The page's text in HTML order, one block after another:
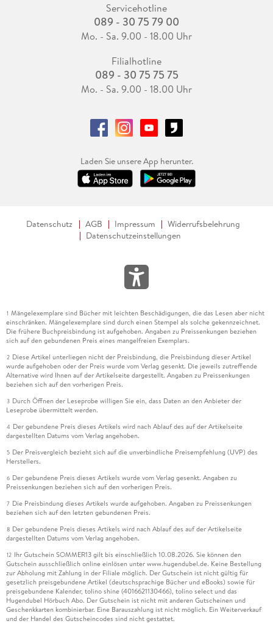
Servicehotline
089 - 30 75 79 00
Mo. - Sa. 9.00 - 18.00 Uhr
Filialhotline
089 - 30 75 75 75
Mo. - Sa. 9.00 - 18.00 Uhr
Laden Sie unsere App herunter.
Datenschutz AGB Impressum
Widerrufsbelehrung
Datenschutzeinstellungen
1 Mängelexemplare sind Bücher mit leichten Beschädigungen, die das Lesen aber nicht
einschränken. Mängelexemplare sind durch einen Stempel als solche gekennzeichnet.
Die frühere Buchpreisbindung ist aufgehoben. Angaben zu Preissenkungen beziehen
sich auf den gebundenen Preis eines mangelfreien Exemplars.
2 Diese Artikel unterliegen nicht der Preisbindung, die Preisbindung dieser Artikel
wurde aufgehoben oder der Preis wurde vom Verlag gesenkt. Die jeweils zutreffende
Alternative wird Ihnen auf der Artikelseite dargestellt. Angaben zu Preissenkungen
beziehen sich auf den vorherigen Preis.
3 Durch Öffnen der Leseprobe willigen Sie ein, dass Daten an den Anbieter der
Leseprobe übermittelt werden.
4 Der gebundene Preis dieses Artikels wird nach Ablauf des auf der Artikelseite
dargestellten Datums vom Verlag angehoben.
5 Der Preisvergleich bezieht sich auf die unverbindliche Preisempfehlung (UVP) des
Herstellers.
6 Der gebundene Preis dieses Artikels wurde vom Verlag gesenkt. Angaben zu
Preissenkungen beziehen sich auf den vorherigen Preis.
7 Die Preisbindung dieses Artikels wurde aufgehoben. Angaben zu Preissenkungen
beziehen sich auf den letzten gebundenen Preis.
8 Der gebundene Preis dieses Artikels wird nach Ablauf des auf der Artikelseite
dargestellten Datums vom Verlag angehoben.
12 Ihr Gutschein SOMMER13 gilt bis einschließlich 10.08.2026. Sie können den
Gutschein ausschließlich online einlösen unter www.hugendubel.de. Keine Bestellung
zur Abholung mit Zahlung in der Filiale möglich. Der Gutschein ist nicht gültig für
gesetzlich preisgebundene Artikel (deutschsprachige Bücher und eBooks) sowie für
preisgebundene Kalender, tolino shine (4016621130466), tolino select und das
Hugendubel Hörbuch Abo. Der Gutschein ist nicht mit anderen Gutscheinen und
Geschenkkarten kombinierbar. Eine Barauszahlung ist nicht möglich. Ein Weiterverkauf
und der Handel des Gutscheincodes sind nicht gestattet.